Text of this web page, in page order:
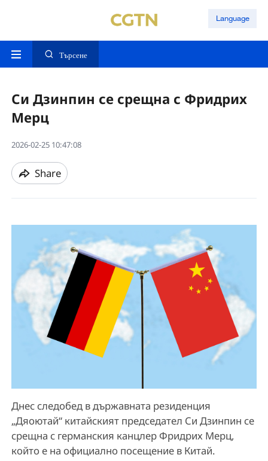
Language
Търсене
Си Дзинпин се срещна с Фридрих
Мерц
2026-02-25 10:47:08
Share
Днес следобед в държавната резиденция
„Дяоютай“ китайският председател Си Дзинпин се
срещна с германския канцлер Фридрих Мерц,
който е на официално посещение в Китай.